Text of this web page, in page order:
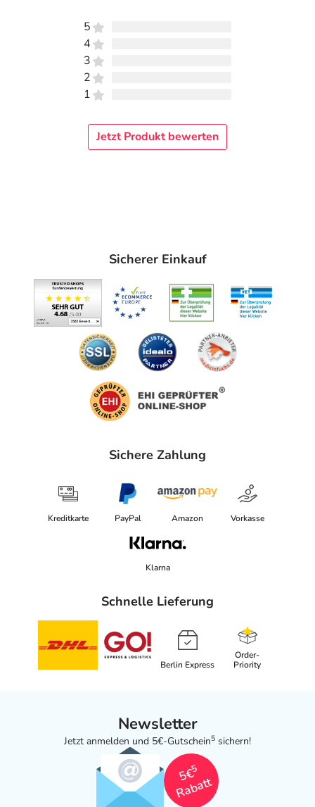
5
4
3
2
1
Jetzt Produkt bewerten
Sicherer Einkauf
Sichere Zahlung
Kreditkarte PayPal Amazon Vorkasse
Klarna
Schnelle Lieferung
Berlin Express
Order-
Priority
Newsletter
Jetzt anmelden und 5€-Gutschein5 sichern!
5€
5
Rabatt